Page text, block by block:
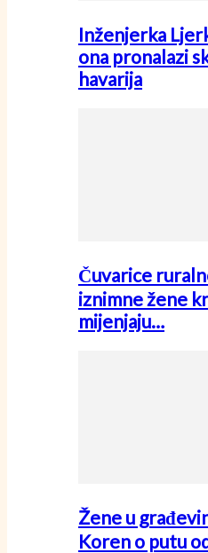
Inženjerka
ona pronalazi
havarija
Čuvarice
iznimne žene
mijenjaju…
Žene u
Koren o putu